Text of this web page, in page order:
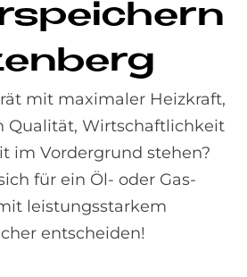
mit maximaler Heizkraft,
Qualität, Wirtschaftlichkeit
im Vordergrund stehen?
für ein Öl- oder Gas-
leistungsstarkem
entscheiden!